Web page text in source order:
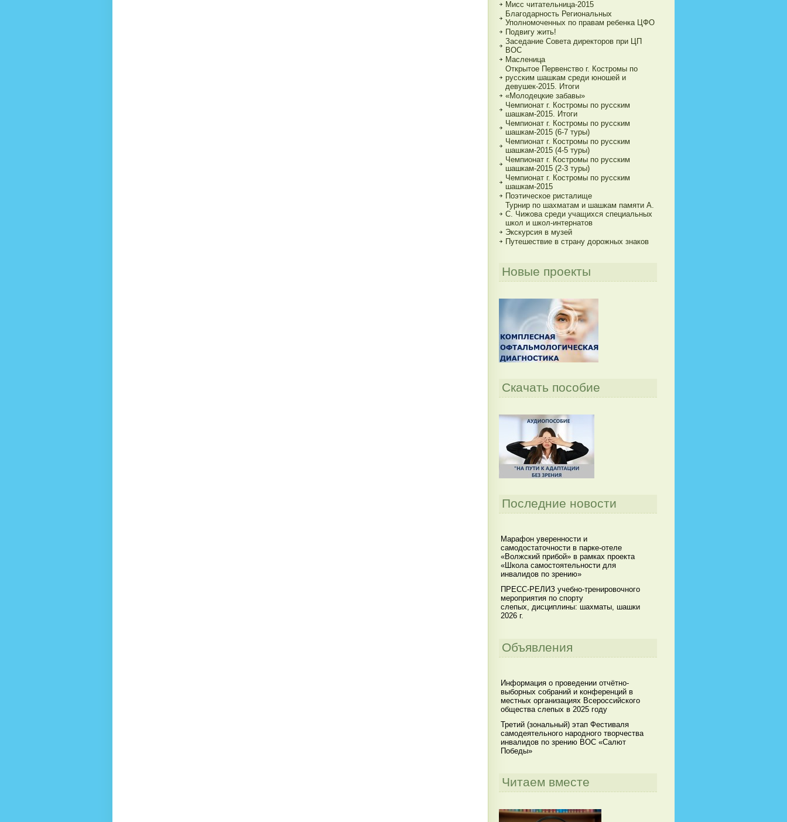
Мисс читательница-2015
Благодарность Региональных
Уполномоченных по правам ребенка ЦФО
Подвигу жить!
Заседание Совета директоров при ЦП
ВОС
Масленица
Открытое Первенство г. Костромы по
русским шашкам среди юношей и
девушек-2015. Итоги
«Молодецкие забавы»
Чемпионат г. Костромы по русским
шашкам-2015. Итоги
Чемпионат г. Костромы по русским
шашкам-2015 (6-7 туры)
Чемпионат г. Костромы по русским
шашкам-2015 (4-5 туры)
Чемпионат г. Костромы по русским
шашкам-2015 (2-3 туры)
Чемпионат г. Костромы по русским
шашкам-2015
Поэтическое ристалище
Турнир по шахматам и шашкам памяти А.
С. Чижова среди учащихся специальных
школ и школ-интернатов
Экскурсия в музей
Путешествие в страну дорожных знаков
Новые проекты
Скачать пособие
Последние новости
Марафон уверенности и
самодостаточности в парке-отеле
«Волжский прибой» в рамках проекта
«Школа самостоятельности для
инвалидов по зрению»
ПРЕСС-РЕЛИЗ учебно-тренировочного
мероприятия по спорту
слепых, дисциплины: шахматы, шашки
2026 г.
Объявления
Информация о проведении отчётно-
выборных собраний и конференций в
местных организациях Всероссийского
общества слепых в 2025 году
Третий (зональный) этап Фестиваля
самодеятельного народного творчества
инвалидов по зрению ВОС «Салют
Победы»
Читаем вместе